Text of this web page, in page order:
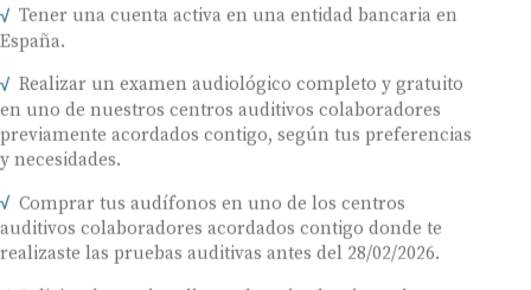
Tener una cuenta activa en una entidad bancaria en
España.
Realizar un examen audiológico completo y gratuito
en uno de nuestros centros auditivos colaboradores
previamente acordados contigo, según tus preferencias
y necesidades.
Comprar tus audífonos en uno de los centros
auditivos colaboradores acordados contigo donde te
realizaste las pruebas auditivas antes del 28/02/2026.